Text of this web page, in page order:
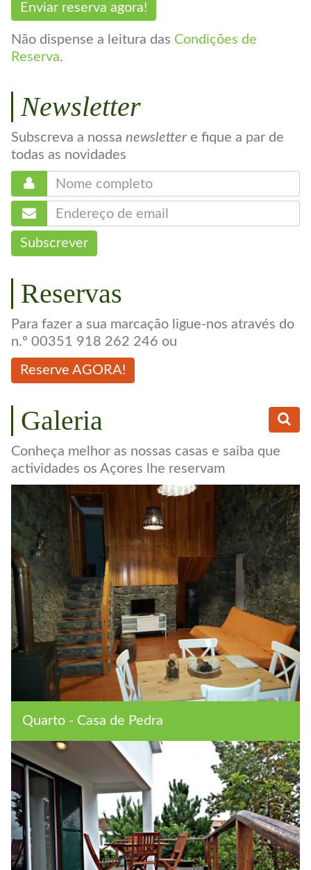
Enviar reserva agora!
Não dispense a leitura das Condições de
Reserva.
Newsletter
Subscreva a nossa newsletter e fique a par de
todas as novidades
Subscrever
Reservas
Para fazer a sua marcação ligue-nos através do
n.º 00351 918 262 246 ou
Reserve AGORA!
Galeria
Conheça melhor as nossas casas e saiba que
actividades os Açores lhe reservam
Quarto - Casa de Pedra